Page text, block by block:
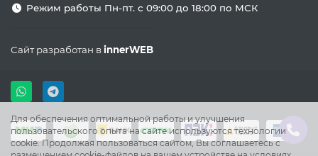
Для обеспечения оптимальной работы и улучшения
пользовательского опыта на сайте используются технологии
cookie. Продолжая пользоваться сайтом, Вы соглашаетесь с
Режим работы Пн-пт. с 09:00 до 18:00 по МСК
Сайт разработан вinnerWEB